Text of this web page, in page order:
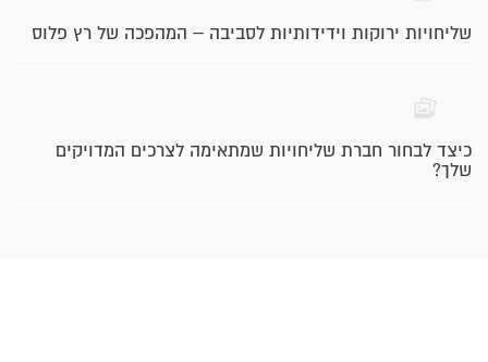
שליחויות ירוקות וידידותיות לסביבה – המהפכה של רץ פלוס
כיצד לבחור חברת שליחויות שמתאימה לצרכים המדויקים
שלך?